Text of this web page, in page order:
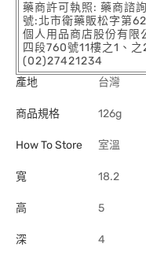
藥商許可執照: 藥商諮
號:北市衛藥販松字第
個人用品商店股份有限
四段760號11樓之1、
(02)27421234
產地
台灣
商品規格 126g
How To Store 室溫
寬 18.2
高 5
深 4